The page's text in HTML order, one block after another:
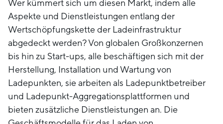
Wer kümmert sich um diesen Markt, indem alle
Aspekte und Dienstleistungen entlang der
Wertschöpfungskette der Ladeinfrastruktur
abgedeckt werden? Von globalen Großkonzernen
bis hin zu Start-ups, alle beschäftigen sich mit der
Herstellung, Installation und Wartung von
Ladepunkten, sie arbeiten als Ladepunktbetreiber
und Ladepunkt-Aggregationsplattformen und
bieten zusätzliche Dienstleistungen an. Die